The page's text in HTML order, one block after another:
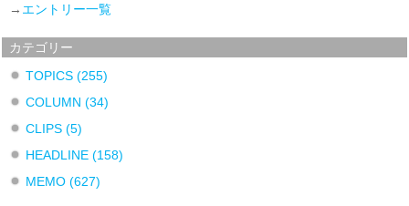
→ エントリー一覧
カテゴリー
TOPICS(255)
COLUMN(34)
CLIPS(5)
HEADLINE(158)
MEMO(627)